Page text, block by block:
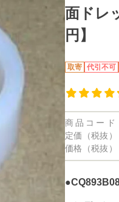
面ドレ
円】
取寄 代引不可
商品コード
定価（税抜）
価格（税抜）